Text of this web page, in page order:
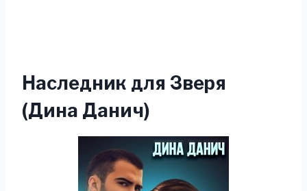
Наследник для Зверя
(Дина Данич)